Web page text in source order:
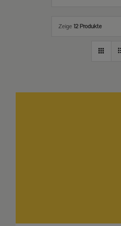
Zeige 12 Produkte